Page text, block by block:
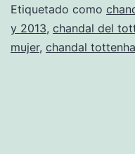
Etiquetado como
y 2013, chandal del
mujer, chandal